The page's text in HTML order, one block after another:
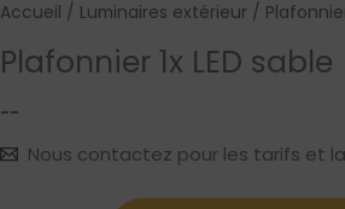
Accueil / Luminaires extérieur /
Plafonnier 1x LED sable
--
Nous contactez pour les tarifs et